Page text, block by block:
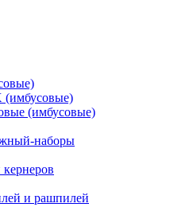
(имбусовые)
наборы
и рашпилей